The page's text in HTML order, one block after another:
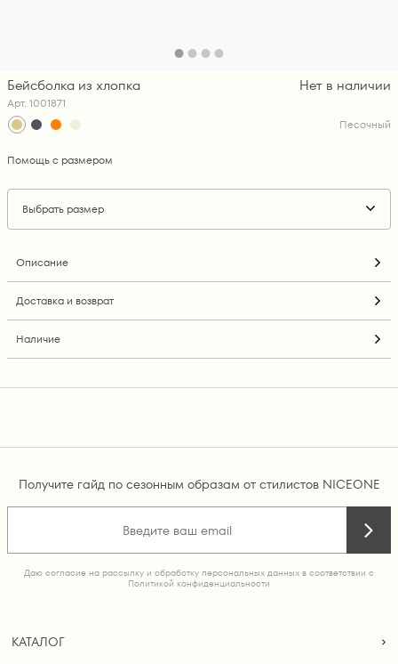
Бейсболка из хлопка
Арт. 1001871
Нет в наличии
Песочный
Помощь с размером
Выбрать размер
Описание
Доставка и возврат
Наличие
Получите гайд по сезонным образам от стилистов NICEONE
Даю согласие на рассылку и обработку персональных данных в соответствии с
Политикой конфиденциальности
КАТАЛОГ